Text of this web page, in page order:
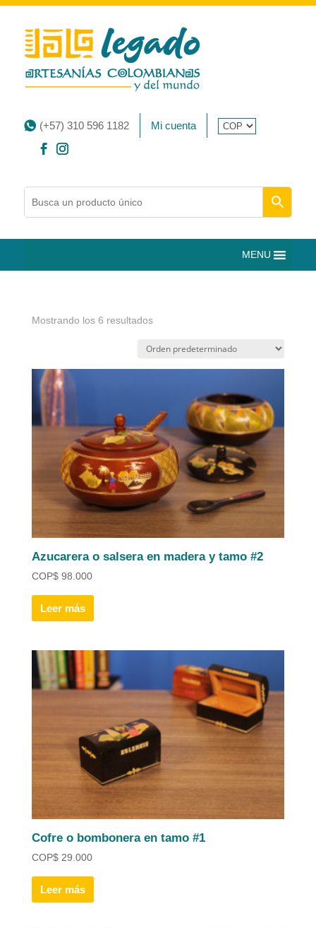
(+57) 310 596 1182 Mi cuenta
MENU
Mostrando los 6 resultados
Azucarera o salsera en madera y tamo #2
COP$98.000
Leer más
Cofre o bombonera en tamo #1
COP$29.000
Leer más